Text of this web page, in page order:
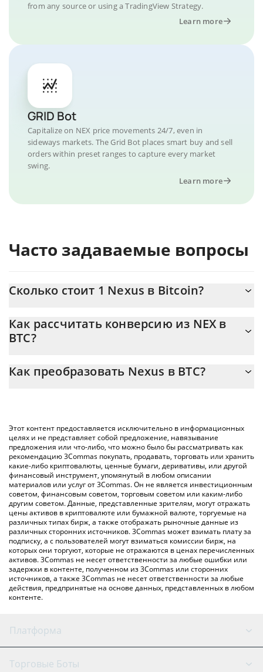
from any source or using a TradingView Strategy.
Learn more
GRID Bot
Capitalize on NEX price movements 24/7, even in
sideways markets. The Grid Bot places smart buy and sell
orders within preset ranges to capture every market
swing.
Learn more
Часто задаваемые вопросы
Сколько стоит 1 Nexus в Bitcoin?
На данный момент 1 Nexus равно 2.2241e-11 {toSymbol
Как рассчитать конверсию из NEX в
BTC?
цену конвертации NEX в BTC, просто введя сумму Nexus в
Вы также можете использовать приведенную выше таблицу
цен Nexus, чтобы проверить последние цены на Nexus в
основных фиатных и криптовалютах.
Как преобразовать Nexus в BTC?
Этот контент предоставляется исключительно в информационных
целях и не представляет собой предложение, навязывание
предложения или что-либо, что можно было бы рассматривать как
рекомендацию 3Commas покупать, продавать, торговать или хранить
какие-либо криптовалюты, ценные бумаги, деривативы, или другой
финансовый инструмент, упомянутый в любом описании
материалов или услуг от 3Commas. Он не является инвестиционным
советом, финансовым советом, торговым советом или каким-либо
другим советом. Данные, представленные зрителям, могут отражать
цены активов в криптовалюте или бумажной валюте, торгуемые на
различных типах бирж, а также отображать рыночные данные из
различных сторонних источников. 3Commas может взимать плату за
подписку, а с пользователей могут взиматься комиссии бирж, на
которых они торгуют, которые не отражаются в ценах перечисленных
активов. 3Commas не несет ответственности за любые ошибки или
задержки в контенте, полученном из 3Commas или сторонних
источников, а также 3Commas не несет ответственности за любые
действия, предпринятые на основе данных, представленных в любом
контенте.
Платформа
GRID Бот
Торговые Боты